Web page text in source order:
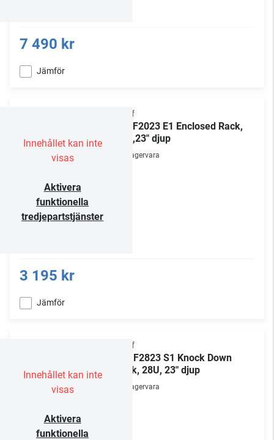
7 490 kr
Jämför
Innehållet kan inte
visas
Aktivera
funktionella
tredjepartstjänster
Chief
NE1F2023 E1 Enclosed Rack,
20U,23" djup
Lagervara
3 195 kr
Jämför
Innehållet kan inte
visas
Aktivera
funktionella
Chief
NS1F2823 S1 Knock Down
Rack, 28U, 23" djup
Lagervara